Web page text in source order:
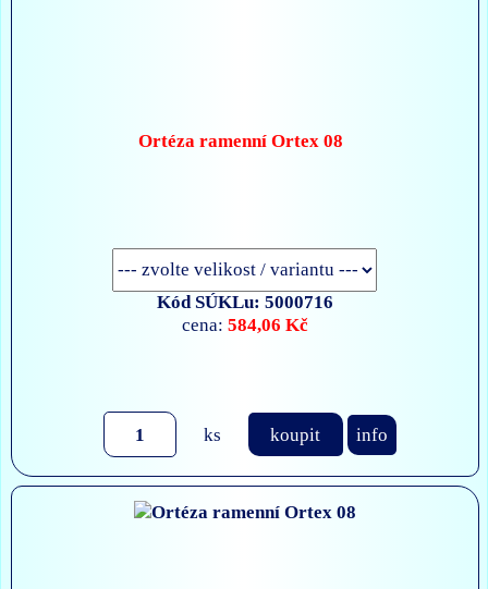
Ortéza ramenní Ortex 08
Kód SÚKLu: 5000716
cena: 584,06 Kč
ks koupit info